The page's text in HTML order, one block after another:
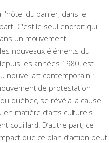
l'hôtel du panier, dans le
C'est le seul endroit qui
un mouvement
nouveaux éléments du
les années 1980, est
nouvel art contemporain :
de protestation
québec, se révéla la cause
matière d’arts culturels
couillard. D’autre part, ce
que ce plan d’action peut